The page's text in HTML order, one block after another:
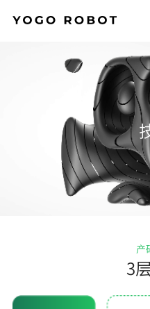
产
3